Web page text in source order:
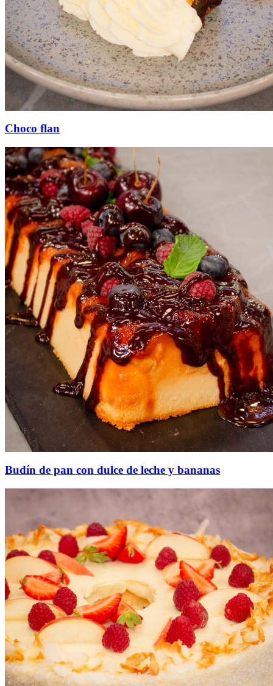
Choco flan
Budín de pan con dulce de leche y bananas